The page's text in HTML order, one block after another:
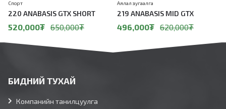
220 ANABASIS GTX SHORT
Спорт
520,000₮ 650,000₮
219 ANABASIS MID GTX
Аялал зугаалга
496,000₮ 620,000₮
БИДНИЙ ТУХАЙ
Компанийн танилцуулга